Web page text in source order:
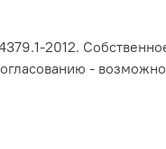
2012.
-